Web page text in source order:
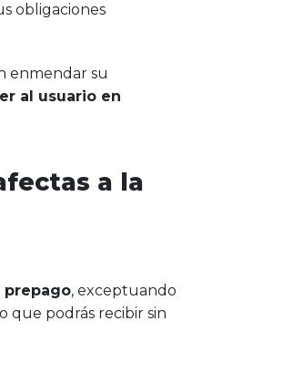
obligaciones
enmendar su
al usuario en
a la
prepago, exceptuando
que podrás recibir sin